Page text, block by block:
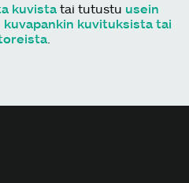
kuvista tai tutustu usein
kuvituksista tai
.